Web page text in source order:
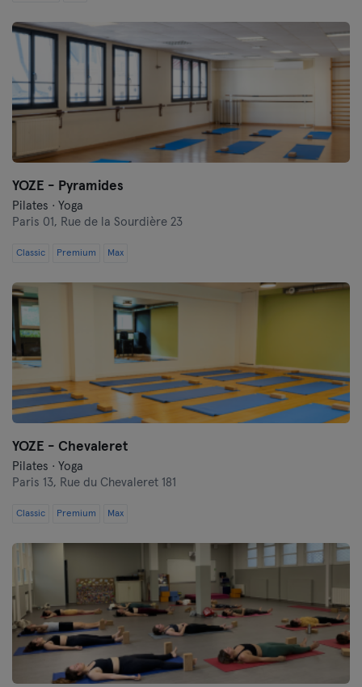
YOZE - Pyramides
Pilates · Yoga
Paris 01, Rue de la Sourdière 23
Classic Premium Max
YOZE - Chevaleret
Pilates · Yoga
Paris 13, Rue du Chevaleret 181
Classic Premium Max